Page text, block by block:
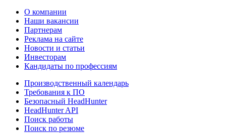
О компании
Наши вакансии
Партнерам
Реклама на сайте
Новости и статьи
Инвесторам
Кандидаты по профессиям
Производственный календарь
Требования к ПО
Безопасный HeadHunter
HeadHunter API
Поиск работы
Поиск по резюме